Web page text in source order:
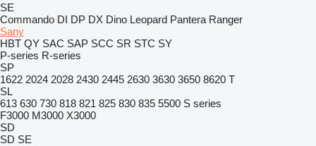
SE
Commando DI DP DX Dino Leopard Pantera Ranger
Sany
HBT QY SAC SAP SCC SR STC SY
P-series R-series
SP
1622 2024 2028 2430 2445 2630 3630 3650 8620 T
SL
613 630 730 818 821 825 830 835 5500 S series
F3000 M3000 X3000
SD
SD SE